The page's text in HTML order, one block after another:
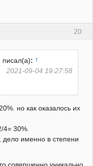
20
писал(а): ↑
2021-09-04 19:27:58
но как оказалось их
30%.
дело именно в степени